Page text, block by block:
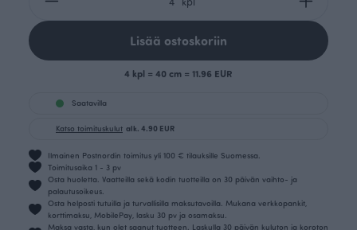
Lisää ostoskoriin
4 kpl = 40 cm = 11.96 EUR
Saatavilla
Katso toimituskulut alk. 4.90 EUR
Ilmainen Postnordin toimitus yli 100 € tilauksille Suomessa.
Toimitusaika 1 - 3 pv
Osta huoletta. Vaatteilla sekä kodin tuotteilla on 30 päivän vaihto- ja
palautusoikeus.
Osta helposti tutuilla ja turvallisilla maksutavoilla. Mukana verkkopankit,
korttimaksu, MobilePay, lasku 30 pv ja osamaksu.
Maksa vasta, kun olet saanut tuotteen. Laskulla 30 päivän kuluton ja koroton